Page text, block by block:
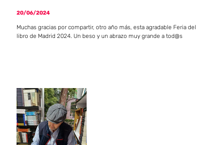
20/06/2024
Muchas gracias por compartir, otro año más, esta agradable Feria del
libro de Madrid 2024. Un beso y un abrazo muy grande a tod@s